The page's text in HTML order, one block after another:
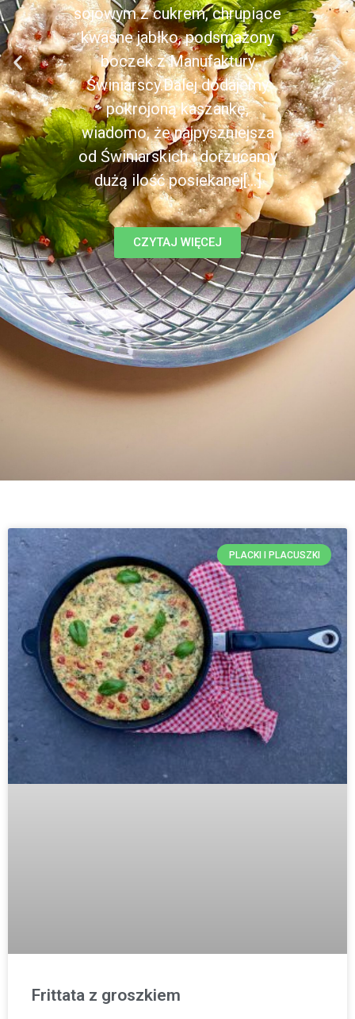
sojowym z cukrem, chrupiące
kwaśne jabłko, podsmażony
boczek z Manufaktury
Świniarscy.Dalej dodajemy
pokrojoną kaszankę,
wiadomo, że najpyszniejsza
od Świniarskich i dorzucamy
dużą ilość posiekanej[...]
CZYTAJ WIĘCEJ
PLACKI I PLACUSZKI
Frittata z groszkiem